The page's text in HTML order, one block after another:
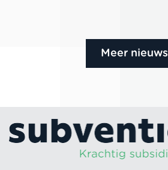
Meer nieuws